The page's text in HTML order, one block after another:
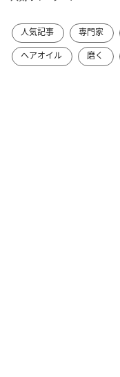
人気記事 専門家
ヘアオイル
磨く